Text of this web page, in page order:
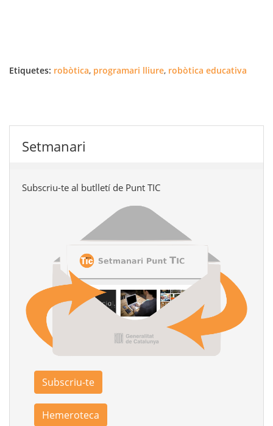
Etiquetes: robòtica, programari lliure, robòtica educativa
Setmanari
Subscriu-te al butlletí de Punt TIC
Subscriu-te
Hemeroteca